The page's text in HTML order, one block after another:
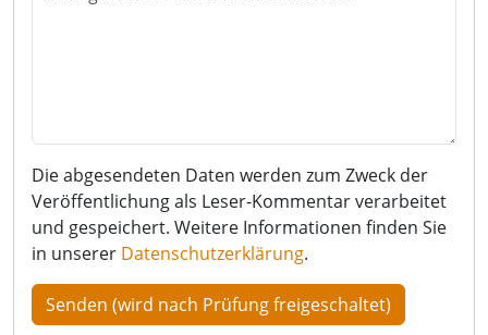
Die abgesendeten Daten werden zum Zweck der
Veröffentlichung als Leser-Kommentar verarbeitet
und gespeichert. Weitere Informationen finden Sie
in unserer Datenschutzerklärung.